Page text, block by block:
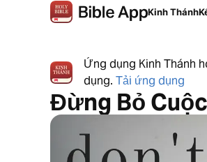
Kinh Thánh
Ứng dụng Kinh Thánh
dụng. Tải ứng dụng
Đừng Bỏ Cuộc